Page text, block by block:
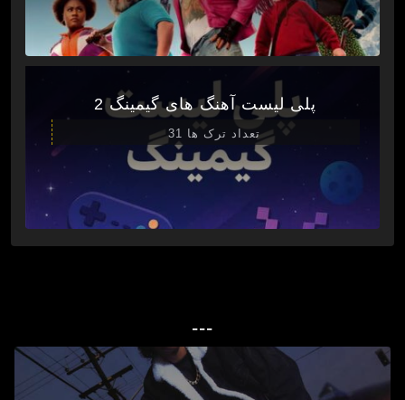
پلی لیست آهنگ های گیمینگ 2
تعداد ترک ها 31
---